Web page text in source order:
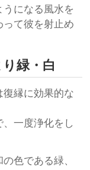
うになる風水を
って彼を射止め
緑・白
復縁に効果的な
一度浄化をし
色である緑、